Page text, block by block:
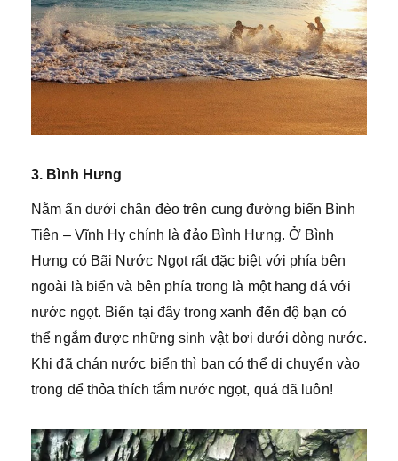
3. Bình Hưng
Nằm ẩn dưới chân đèo trên cung đường biển Bình
Tiên – Vĩnh Hy chính là đảo Bình Hưng. Ở Bình
Hưng có Bãi Nước Ngọt rất đặc biệt với phía bên
ngoài là biển và bên phía trong là một hang đá với
nước ngọt. Biển tại đây trong xanh đến độ bạn có
thể ngắm được những sinh vật bơi dưới dòng nước.
Khi đã chán nước biển thì bạn có thể di chuyển vào
trong để thỏa thích tắm nước ngọt, quá đã luôn!